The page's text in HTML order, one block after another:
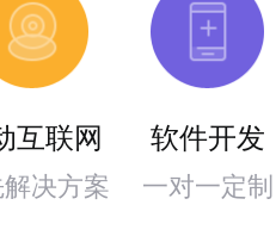
互联网
决方案
软件开发
一对一定制